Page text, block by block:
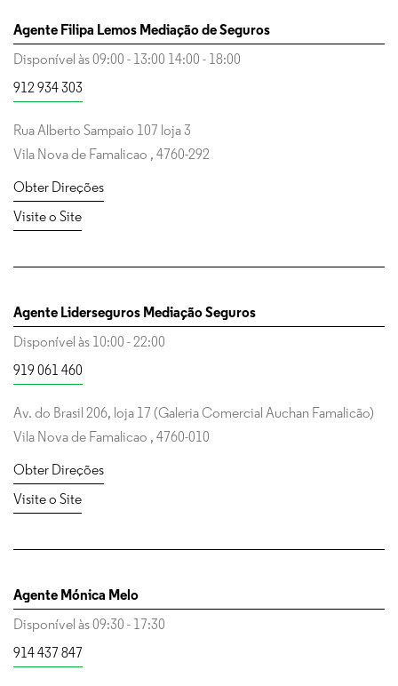
Agente Filipa Lemos Mediação de Seguros
Disponível às09:00 - 13:00 14:00 - 18:00
912 934 303
Rua Alberto Sampaio 107 loja 3
Vila Nova de Famalicao , 4760-292
Obter Direções
Visite o Site
Agente Liderseguros Mediação Seguros
Disponível às 10:00 -22:00
919 061 460
Av. do Brasil 206, loja 17 (Galeria Comercial Auchan Famalicão)
Vila Nova de Famalicao , 4760-010
Obter Direções
Visite o Site
Agente Mónica Melo
Disponível às09:30 - 17:30
914 437 847